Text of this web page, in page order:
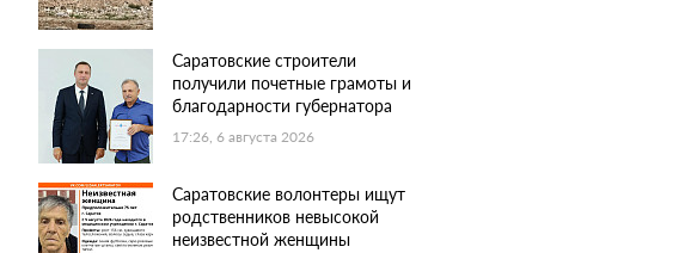
Саратовские строители
получили почетные грамоты и
благодарности губернатора
17:26, 6 августа 2026
Саратовские волонтеры ищут
родственников невысокой
неизвестной женщины